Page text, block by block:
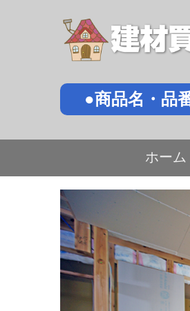
●商品名・品
ホーム